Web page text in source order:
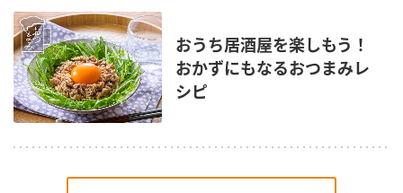
おうち居酒屋を楽しもう！
おかずにもなるおつまみレ
シピ